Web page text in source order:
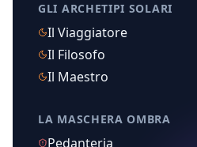
GLI ARCHETIPI SOLARI
Il Viaggiatore
Il Filosofo
Il Maestro
LA MASCHERA OMBRA
Pedanteria